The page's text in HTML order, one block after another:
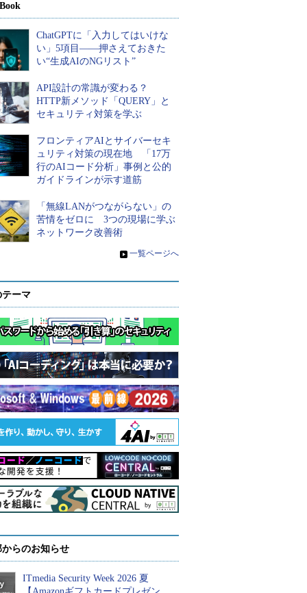
ChatGPTに「入力してはいけな
い」5項目――押さえておきた
い“生成AIのNGリスト”
API設計の常識が変わる？
HTTP新メソッド「QUERY」と
セキュリティ対策を学ぶ
フロンティアAIとサイバーセキ
ュリティ対策の現在地 「17万
行のAIコード分析」事例と公的
ガイドラインが示す道筋
「無線LANがつながらない」の
苦情をゼロに 3つの現場に学ぶ
ネットワーク改善術
» 一覧ページへ
ーマ
らのお知らせ
ITmedia Security Week 2026 夏